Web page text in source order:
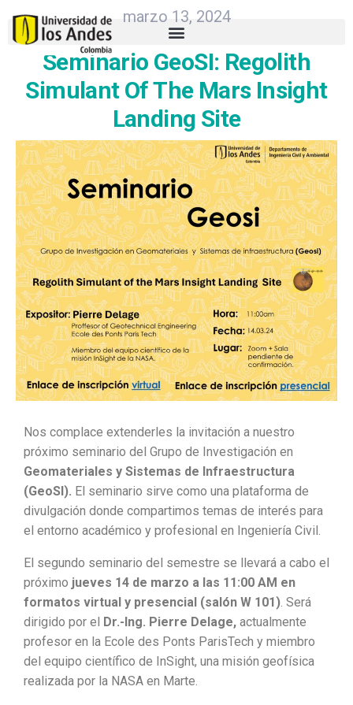
marzo 13, 2024
Seminario GeoSI: Regolith
Simulant Of The Mars Insight
Landing Site
Nos complace extenderles la invitación a nuestro
próximo seminario del Grupo de Investigación en
Geomateriales y Sistemas de Infraestructura
(GeoSI). El seminario sirve como una plataforma de
divulgación donde compartimos temas de interés para
el entorno académico y profesional en Ingeniería Civil.
El segundo seminario del semestre se llevará a cabo el
próximo jueves 14 de marzo a las 11:00 AM en
formatos virtual y presencial (salón W 101). Será
dirigido por el
Dr.-Ing. Pierre Delage, actualmente
profesor en la Ecole des Ponts ParisTech y miembro
del equipo científico de InSight, una misión geofísica
realizada por la NASA en Marte.